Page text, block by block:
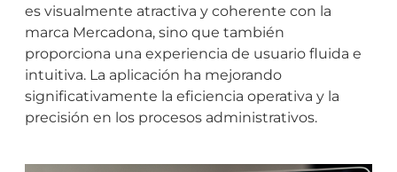
es visualmente atractiva y coherente con la
marca Mercadona, sino que también
proporciona una experiencia de usuario fluida e
intuitiva. La aplicación ha mejorando
significativamente la eficiencia operativa y la
precisión en los procesos administrativos.